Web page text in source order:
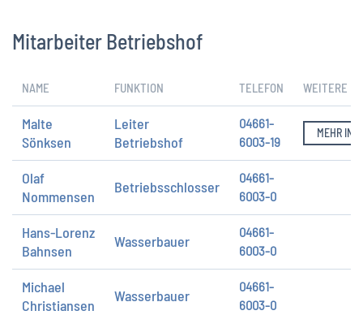
Mitarbeiter Betriebshof
NAME FUNKTION TELEFON WEITERE
Malte
Sönksen
Leiter
Betriebshof
04661-
6003-19
MEHR
Olaf
Nommensen
Betriebsschlosser
04661-
6003-0
Hans-Lorenz
Bahnsen
Wasserbauer
04661-
6003-0
Michael
Christiansen
Wasserbauer
04661-
6003-0